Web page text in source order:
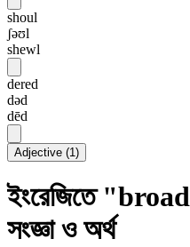
shoul
ʃəʊl
shewl
dered
dəd
dēd
Adjective (1)
ইংরেজিতে
সংজ্ঞা ও অর্থ